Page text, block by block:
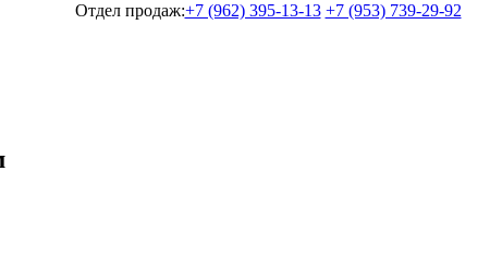
Отдел продаж:+7 (962) 395-13-13 +7 (953) 739-29-92